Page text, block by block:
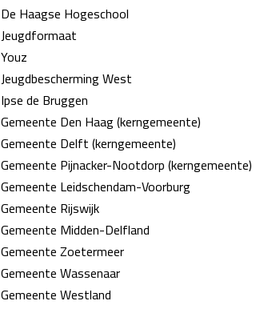
De Haagse Hogeschool
Jeugdformaat
Youz
Jeugdbescherming West
Ipse de Bruggen
Gemeente Den Haag (kerngemeente)
Gemeente Delft (kerngemeente)
Gemeente Pijnacker-Nootdorp (kerngemeente)
Gemeente Leidschendam-Voorburg
Gemeente Rijswijk
Gemeente Midden-Delfland
Gemeente Zoetermeer
Gemeente Wassenaar
Gemeente Westland